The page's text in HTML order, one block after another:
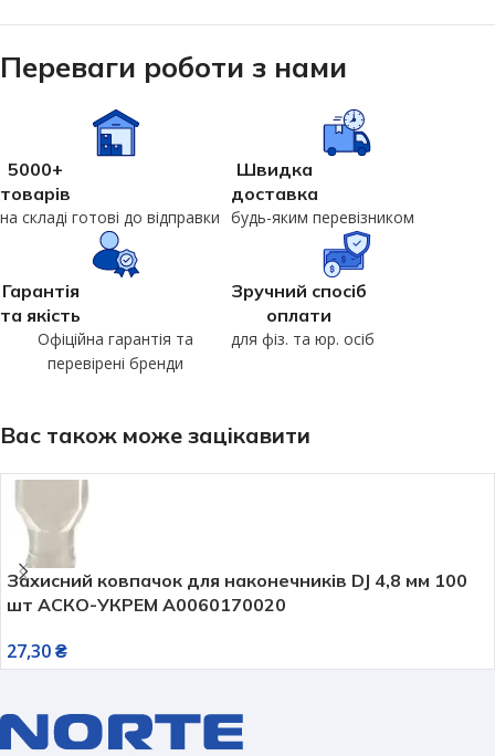
Переваги роботи з нами
5000+
товарів
на складі готові до відправки
Швидка
доставка
будь-яким перевізником
Гарантія
та якість
Офіційна гарантія та
перевірені бренди
Зручний спосіб
оплати
для фіз. та юр. осіб
Вас також може зацікавити
Захисний ковпачок для наконечників DJ 4,8 мм 100
шт АСКО-УКРЕМ A0060170020
27,30₴